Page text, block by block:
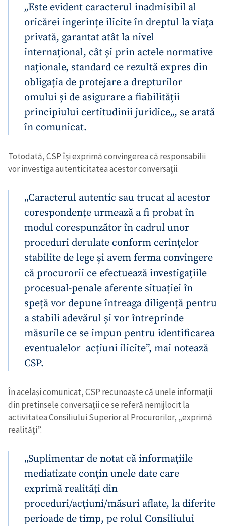
„Este evident caracterul inadmisibil al
oricărei ingerințe ilicite în dreptul la viața
privată, garantat atât la nivel
internațional, cât și prin actele normative
naționale, standard ce rezultă expres din
obligația de protejare a drepturilor
omului și de asigurare a fiabilității
principiului certitudinii juridice„, se arată
în comunicat.
Totodată, CSP își exprimă convingerea că responsabilii
vor investiga autenticitatea acestor conversații.
„Caracterul autentic sau trucat al acestor
corespondențe urmează a fi probat în
modul corespunzător în cadrul unor
proceduri derulate conform cerințelor
stabilite de lege și avem ferma convingere
că procurorii ce efectuează investigațiile
procesual-penale aferente situației în
speță vor depune întreaga diligență pentru
a stabili adevărul și vor întreprinde
măsurile ce se impun pentru identificarea
eventualelor acțiuni ilicite”, mai notează
CSP.
În același comunicat, CSP recunoaște că unele informații
din pretinsele conversații ce se referă nemijlocit la
activitatea Consiliului Superior al Procurorilor, „exprimă
realități”.
„Suplimentar de notat că informațiile
mediatizate conțin unele date care
exprimă realități din
proceduri/acțiuni/măsuri aflate, la diferite
perioade de timp, pe rolul Consiliului